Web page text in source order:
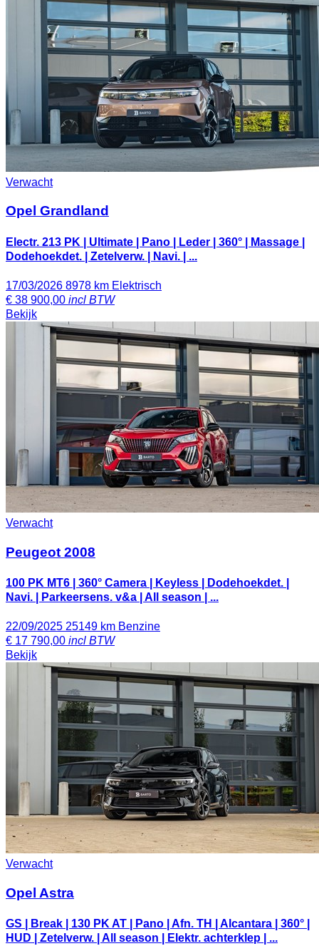
Verwacht
Opel Grandland
Electr. 213 PK | Ultimate | Pano | Leder | 360° | Massage |
Dodehoekdet. | Zetelverw. | Navi. | ...
17/03/2026 8978 km Elektrisch
€ 38 900,00 incl BTW
Bekijk
Verwacht
Peugeot 2008
100 PK MT6 | 360° Camera | Keyless | Dodehoekdet. |
Navi. | Parkeersens. v&a | All season | ...
22/09/2025 25149 km Benzine
€ 17 790,00 incl BTW
Bekijk
Verwacht
Opel Astra
GS | Break | 130 PK AT | Pano | Afn. TH | Alcantara | 360° |
HUD | Zetelverw. | All season | Elektr. achterklep | ...